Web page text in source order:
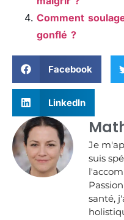
Comment
gonflé ?
Facebook
LinkedIn
Je
suis
santé,